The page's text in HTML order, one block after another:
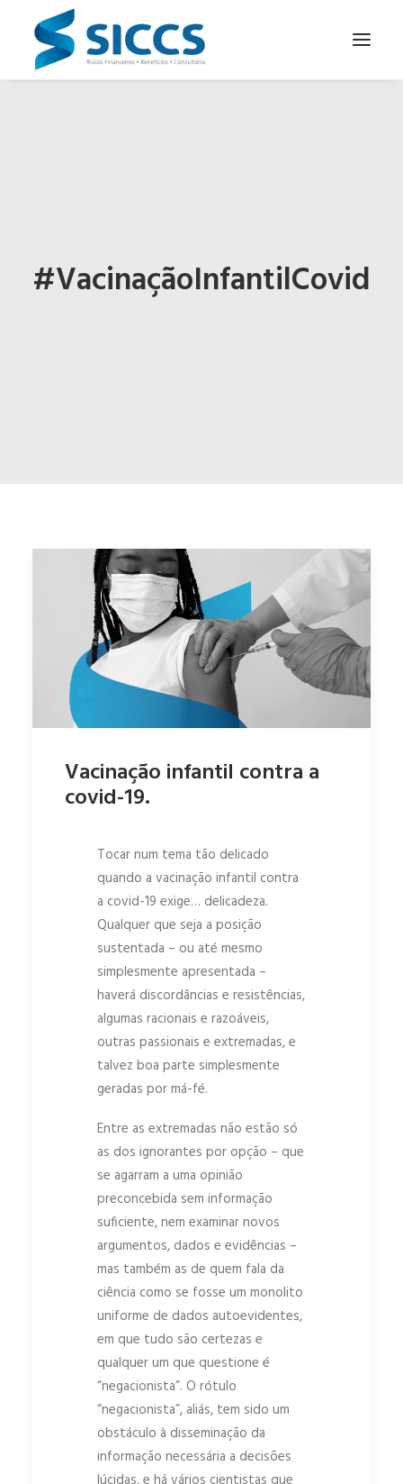
#VacinaçãoInfantilCovid
Vacinação infantil contra a
covid-19.
Tocar num tema tão delicado
quando a vacinação infantil contra
a covid-19 exige… delicadeza.
Qualquer que seja a posição
sustentada – ou até mesmo
simplesmente apresentada –
haverá discordâncias e resistências,
algumas racionais e razoáveis,
outras passionais e extremadas, e
talvez boa parte simplesmente
geradas por má-fé.
Entre as extremadas não estão só
as dos ignorantes por opção – que
se agarram a uma opinião
preconcebida sem informação
suficiente, nem examinar novos
argumentos, dados e evidências –
mas também as de quem fala da
ciência como se fosse um monolito
uniforme de dados autoevidentes,
em que tudo são certezas e
qualquer um que questione é
“negacionista”. O rótulo
“negacionista”, aliás, tem sido um
obstáculo à disseminação da
informação necessária a decisões